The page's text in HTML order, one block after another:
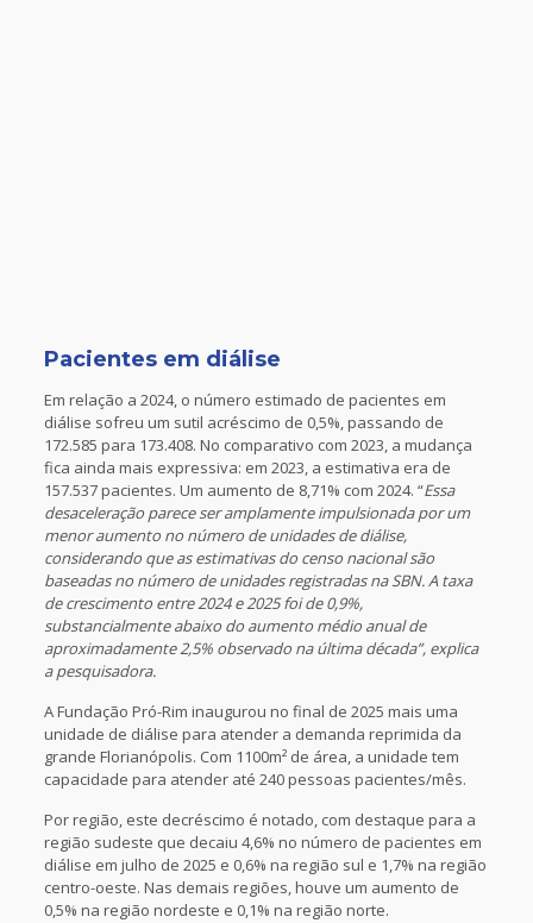
Pacientes em diálise
Em relação a 2024, o número estimado de pacientes em
diálise sofreu um sutil acréscimo de 0,5%, passando de
172.585 para 173.408. No comparativo com 2023, a mudança
fica ainda mais expressiva: em 2023, a estimativa era de
157.537 pacientes. Um aumento de 8,71% com 2024. “Essa
desaceleração parece ser amplamente impulsionada por um
menor aumento no número de unidades de diálise,
considerando que as estimativas do censo nacional são
baseadas no número de unidades registradas na SBN. A taxa
de crescimento entre 2024 e 2025 foi de 0,9%,
substancialmente abaixo do aumento médio anual de
aproximadamente 2,5% observado na última década”, explica
a pesquisadora.
A Fundação Pró-Rim inaugurou no final de 2025 mais uma
unidade de diálise para atender a demanda reprimida da
grande Florianópolis. Com 1100m² de área, a unidade tem
capacidade para atender até 240 pessoas pacientes/mês.
Por região, este decréscimo é notado, com destaque para a
região sudeste que decaiu 4,6% no número de pacientes em
diálise em julho de 2025 e 0,6% na região sul e 1,7% na região
centro-oeste. Nas demais regiões, houve um aumento de
0,5% na região nordeste e 0,1% na região norte.